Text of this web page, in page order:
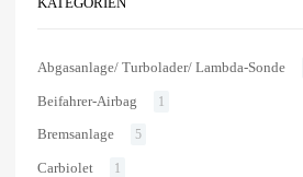
Abgasanlage/ Turbolader/ Lambda-Sonde
Beifahrer-Airbag 1
Bremsanlage 5
Carbiolet 1